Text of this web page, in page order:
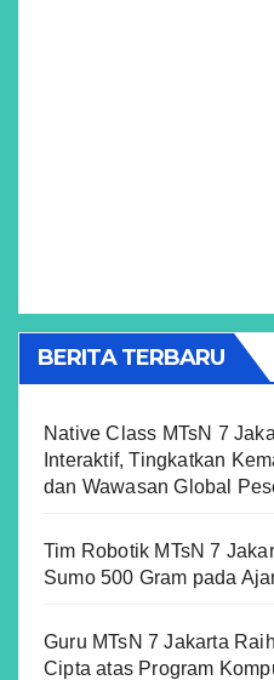
BERITA TERBARU
Native Class MTsN 7
Interaktif, Tingkatkan
dan Wawasan Global
Tim Robotik MTsN 7
Sumo 500 Gram pada
Guru MTsN 7 Jakarta
Cipta atas Program